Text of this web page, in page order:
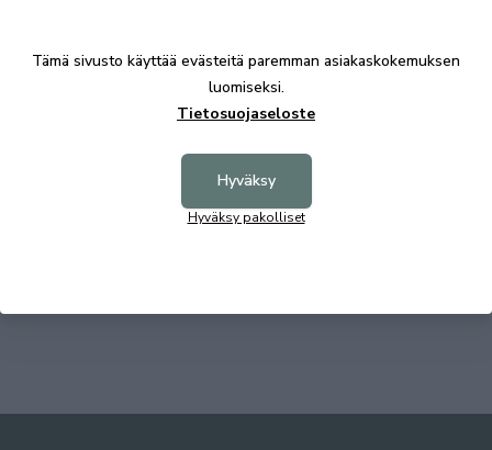
Tämä sivusto käyttää evästeitä paremman asiakaskokemuksen
luomiseksi.
Tietosuojaseloste
Hyväksy
Hyväksy pakolliset